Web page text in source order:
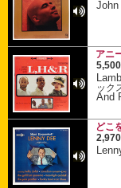
アニ
ック
And
どこ